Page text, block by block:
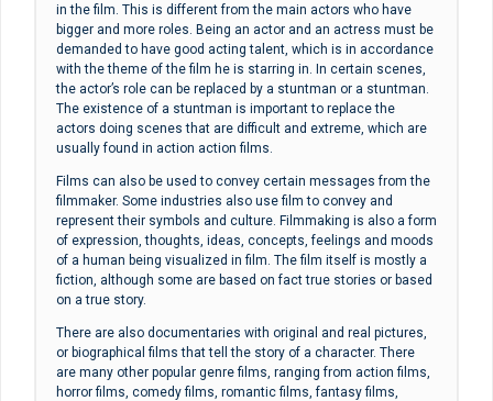
in the film. This is different from the main actors who have
bigger and more roles. Being an actor and an actress must be
demanded to have good acting talent, which is in accordance
with the theme of the film he is starring in. In certain scenes,
the actor’s role can be replaced by a stuntman or a stuntman.
The existence of a stuntman is important to replace the
actors doing scenes that are difficult and extreme, which are
usually found in action action films.
Films can also be used to convey certain messages from the
filmmaker. Some industries also use film to convey and
represent their symbols and culture. Filmmaking is also a form
of expression, thoughts, ideas, concepts, feelings and moods
of a human being visualized in film. The film itself is mostly a
fiction, although some are based on fact true stories or based
on a true story.
There are also documentaries with original and real pictures,
or biographical films that tell the story of a character. There
are many other popular genre films, ranging from action films,
horror films, comedy films, romantic films, fantasy films,